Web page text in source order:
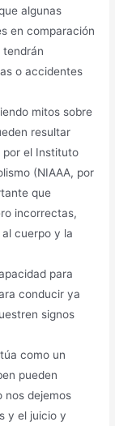
algunas
en comparación
tendrán
o accidentes
mitos sobre
resultar
por el Instituto
(NIAAA, por
que
incorrectas,
cuerpo y la
para
conducir ya
signos
como un
pueden
nos dejemos
y el juicio y